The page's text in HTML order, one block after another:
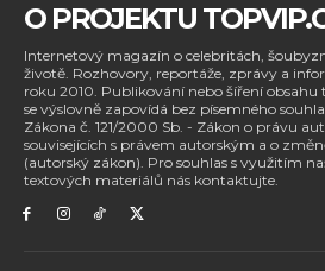
O PROJEKTU
Internetový magazín o celebritách,
životě. Rozhovory, reportáže, zprávy a
roku 2010. Publikování nebo šíření
se výslovně zapovídá bez písemného
Zákona č. 121/2000 Sb. - Zákon o právu
souvisejících s právem autorským a o
(autorský zákon). Pro souhlas s využitím
textových materiálů nás kontaktujte.